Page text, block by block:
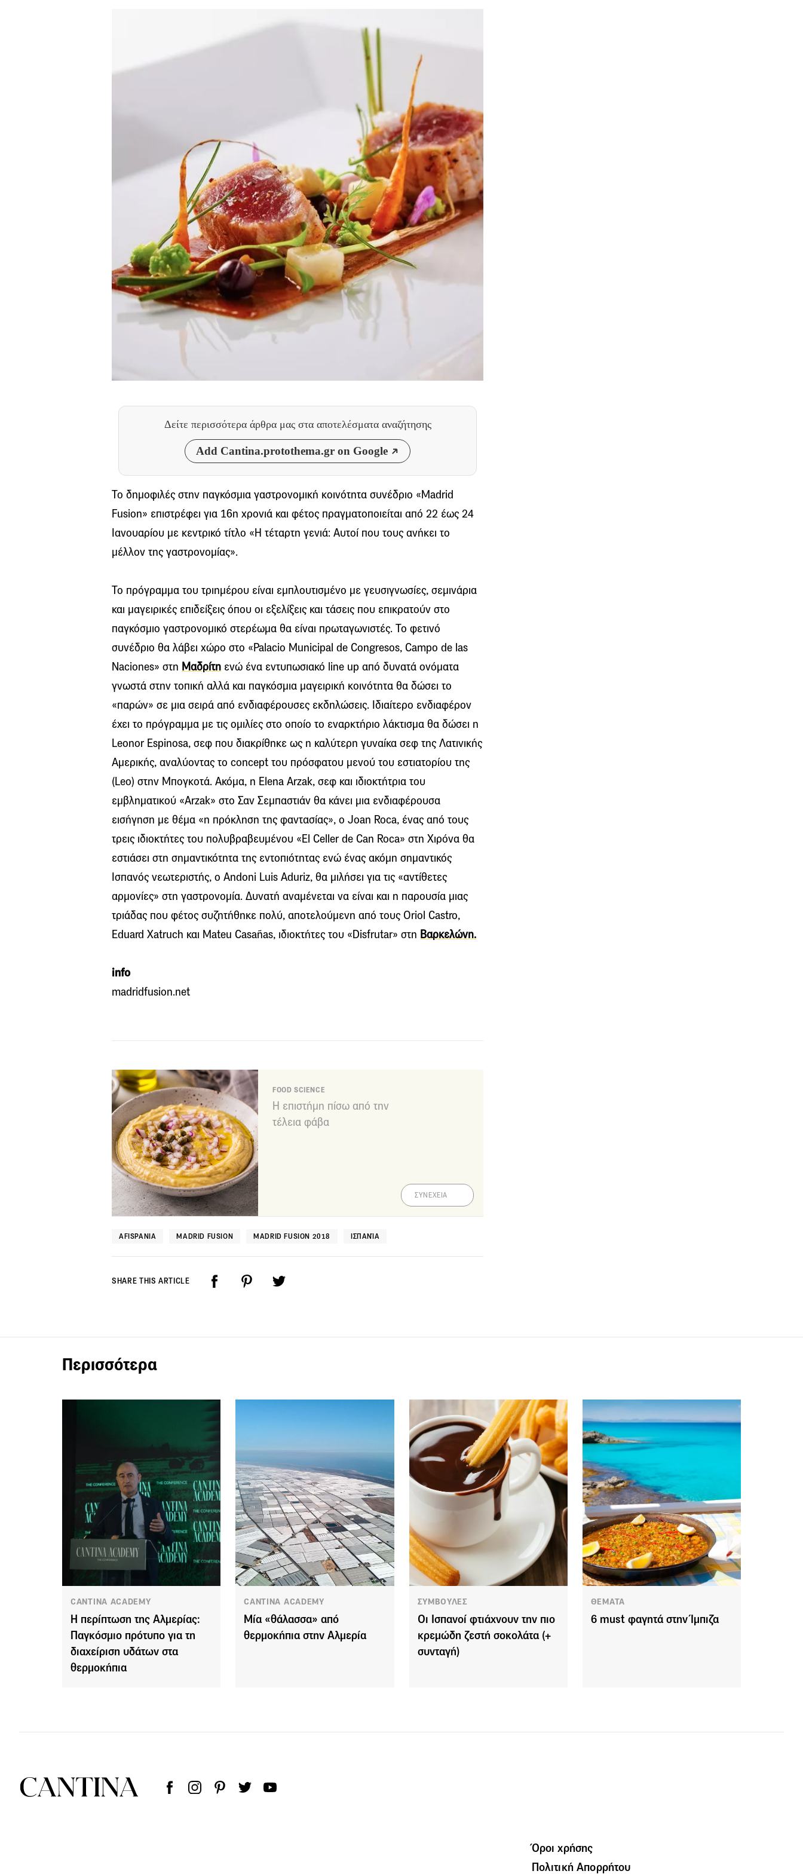
Δείτε περισσότερα άρθρα μας στα αποτελέσματα αναζήτησης
Add Cantina.protothema.gr on Google
Το δημοφιλές στην παγκόσμια γαστρονομική κοινότητα συνέδριο «Madrid
Fusion» επιστρέφει για 16η χρονιά και φέτος πραγματοποιείται από 22 έως 24
Ιανουαρίου με κεντρικό τίτλο «Η τέταρτη γενιά: Αυτοί που τους ανήκει το
μέλλον της γαστρονομίας».
Το πρόγραμμα του τριημέρου είναι εμπλουτισμένο με γευσιγνωσίες, σεμινάρια
και μαγειρικές επιδείξεις όπου οι εξελίξεις και τάσεις που επικρατούν στο
παγκόσμιο γαστρονομικό στερέωμα θα είναι πρωταγωνιστές. Το φετινό
συνέδριο θα λάβει χώρο στο «Palacio Municipal de Congresos, Campo de las
Naciones» στη Μαδρίτη ενώ ένα εντυπωσιακό line up από δυνατά ονόματα
γνωστά στην τοπική αλλά και παγκόσμια μαγειρική κοινότητα θα δώσει το
«παρών» σε μια σειρά από ενδιαφέρουσες εκδηλώσεις. Ιδιαίτερο ενδιαφέρον
έχει το πρόγραμμα με τις ομιλίες στο οποίο το εναρκτήριο λάκτισμα θα δώσει η
Leonor Espinosa, σεφ που διακρίθηκε ως η καλύτερη γυναίκα σεφ της Λατινικής
Αμερικής, αναλύοντας το concept του πρόσφατου μενού του εστιατορίου της
(Leo) στην Μπογκοτά. Ακόμα, η Elena Arzak, σεφ και ιδιοκτήτρια του
εμβληματικού «Arzak» στο Σαν Σεμπαστιάν θα κάνει μια ενδιαφέρουσα
εισήγηση με θέμα «η πρόκληση της φαντασίας», ο Joan Roca, ένας από τους
τρεις ιδιοκτήτες του πολυβραβευμένου «El Celler de Can Roca» στη Χιρόνα θα
εστιάσει στη σημαντικότητα της εντοπιότητας ενώ ένας ακόμη σημαντικός
Ισπανός νεωτεριστής, ο Andoni Luis Aduriz, θα μιλήσει για τις «αντίθετες
αρμονίες» στη γαστρονομία. Δυνατή αναμένεται να είναι και η παρουσία μιας
τριάδας που φέτος συζητήθηκε πολύ, αποτελούμενη από τους Oriol Castro,
Eduard Xatruch και Mateu Casañas, ιδιοκτήτες του «Disfrutar» στη Βαρκελώνη.
info
madridfusion.net
FOOD SCIENCE
Η επιστήμη πίσω από την
τέλεια φάβα
ΣΥΝΕΧΕΙΑ
AFISPANIA MADRID FUSION MADRID FUSION 2018 ΙΣΠΑΝΊΑ
SHARE THIS ARTICLE
Περισσότερα
CANTINA ACADEMY
Η περίπτωση της Αλμερίας:
Παγκόσμιο πρότυπο για τη
διαχείριση υδάτων στα
θερμοκήπια
CANTINA ACADEMY
Mία «θάλασσα» από
θερμοκήπια στην Αλμερία
ΣΥΜΒΟΥΛΕΣ
Οι Ισπανοί φτιάχνουν την πιο
κρεμώδη ζεστή σοκολάτα (+
συνταγή)
ΘΕΜΑΤΑ
6 must φαγητά στην Ίμπιζα
Όροι χρήσης
Πολιτική Απορρήτου